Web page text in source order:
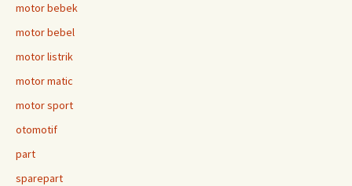
motor bebek
motor bebel
motor listrik
motor matic
motor sport
otomotif
part
sparepart